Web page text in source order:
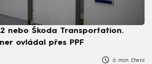
nebo Škoda Transportation.
ovládal přes PPF
6 min čtení